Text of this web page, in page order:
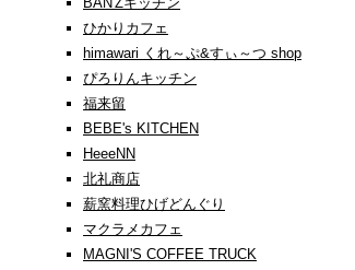
ひかりカフェ
himawari くれ～ぷ&すぃ～つ shop
ぴろりんキッチン
福来留
BEBE's KITCHEN
HeeeNN
北礼商店
薪窯料理ひげどんぐり
マクラメカフェ
MAGNI'S COFFEE TRUCK